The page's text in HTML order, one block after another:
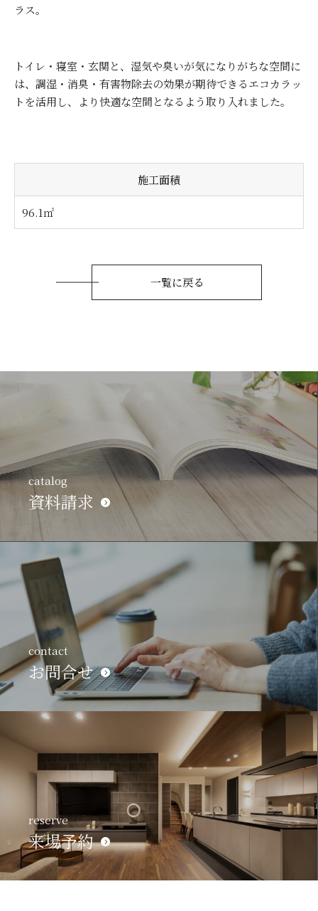
ラス。
トイレ・寝室・玄関と、湿気や臭いが気になりがちな空間に
は、調湿・消臭・有害物除去の効果が期待できるエコカラッ
トを活用し、より快適な空間となるよう取り入れました。
施工面積
96.1㎡
一覧に戻る
catalog
資料請求
contact
お問合せ
reserve
来場予約